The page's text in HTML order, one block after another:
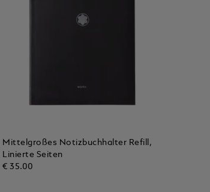
Mittelgroßes Notizbuchhalter Refill,
Linierte Seiten
€ 35.00